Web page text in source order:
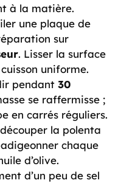
à la matière.
une plaque de
sur
. Lisser la surface
uniforme.
pendant 30
se raffermisse ;
en carrés réguliers.
la polenta
chaque
d’olive.
d’un peu de sel